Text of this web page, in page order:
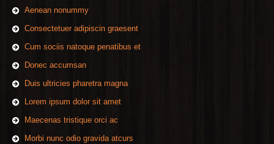
Aenean nonummy
Consectetuer adipiscin graesent
Cum sociis natoque penatibus et
Donec accumsan
Duis ultricies pharetra magna
Lorem ipsum dolor sit amet
Maecenas tristique orci ac
Morbi nunc odio gravida atcurs